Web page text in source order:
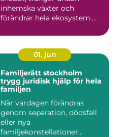
inhemska växter och
förändrar hela ekosystem.
01. jun
Familjerätt stockholm
trygg juridisk hjälp för hela
familjen
När vardagen förändras
genom separation, dödsfall
eller nya
familjekonstellationer